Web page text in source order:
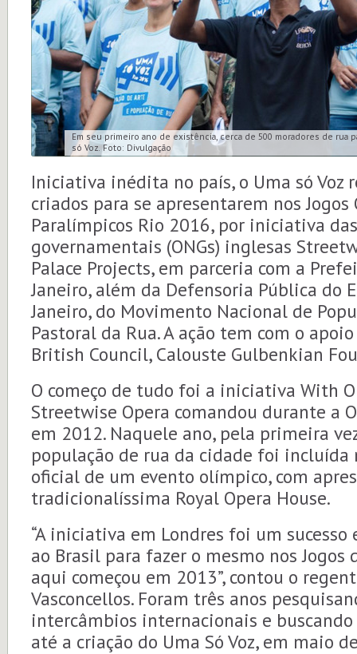
Em seu primeiro ano de existência, cerca de 500 moradores de rua
só Voz. Foto: Divulgação
Iniciativa inédita no país, o Uma só Voz
criados para se apresentarem nos Jogos
Paralímpicos Rio 2016, por iniciativa
governamentais (ONGs) inglesas
Palace Projects, em parceria com a
Janeiro, além da Defensoria Pública do
Janeiro, do Movimento Nacional de
Pastoral da Rua. A ação tem com o
British Council, Calouste Gulbenkian
O começo de tudo foi a iniciativa With
Streetwise Opera comandou durante a
em 2012. Naquele ano, pela primeira
população de rua da cidade foi incluída
oficial de um evento olímpico, com
tradicionalíssima Royal Opera House.
“A iniciativa em Londres foi um
ao Brasil para fazer o mesmo nos Jogos
aqui começou em 2013”, contou o
Vasconcellos. Foram três anos
intercâmbios internacionais e
até a criação do Uma Só Voz, em maio